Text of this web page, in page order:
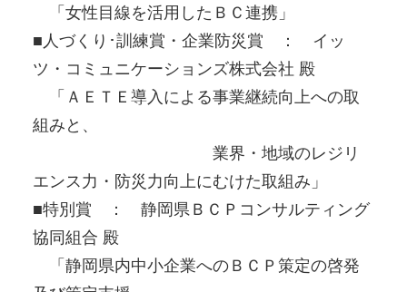
「女性目線を活用したＢＣ連携」
■人づくり･訓練賞・企業防災賞 ： イッ
ツ・コミュニケーションズ株式会社 殿
「ＡＥＴＥ導入による事業継続向上への取
組みと、
業界・地域のレジリ
エンス力・防災力向上にむけた取組み」
■特別賞 ： 静岡県ＢＣＰコンサルティング
協同組合 殿
「静岡県内中小企業へのＢＣＰ策定の啓発